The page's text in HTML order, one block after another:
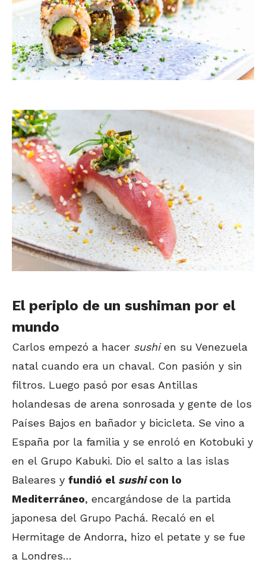
El periplo de un sushiman por el
mundo
Carlos empezó a hacer sushien su Venezuela
natal cuando era un chaval. Con pasión y sin
filtros. Luego pasó por esas Antillas
holandesas de arena sonrosada y gente de los
Países Bajos en bañador y bicicleta. Se vino a
España por la familia y se enroló en Kotobuki y
en el Grupo Kabuki. Dio el salto a las islas
Baleares y fundió el sushicon lo
Mediterráneo, encargándose de la partida
japonesa del Grupo Pachá. Recaló en el
Hermitage de Andorra, hizo el petate y se fue
a Londres…